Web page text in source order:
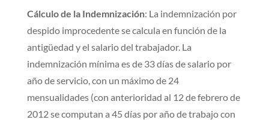
Cálculo de la Indemnización: La indemnización por
despido improcedente se calcula en función de la
antigüedad y el salario del trabajador. La
indemnización mínima es de 33 días de salario por
año de servicio, con un máximo de 24
mensualidades (con anterioridad al 12 de febrero de
2012 se computan a 45 días por año de trabajo con